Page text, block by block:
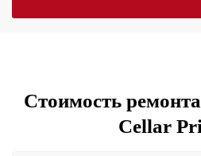
Стоимость
Cellar